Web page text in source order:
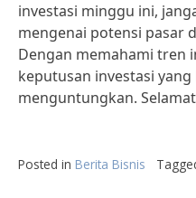
investasi minggu ini,
mengenai potensi pasar
Dengan memahami tren
keputusan investasi
menguntungkan.
Posted in Berita Bisnis